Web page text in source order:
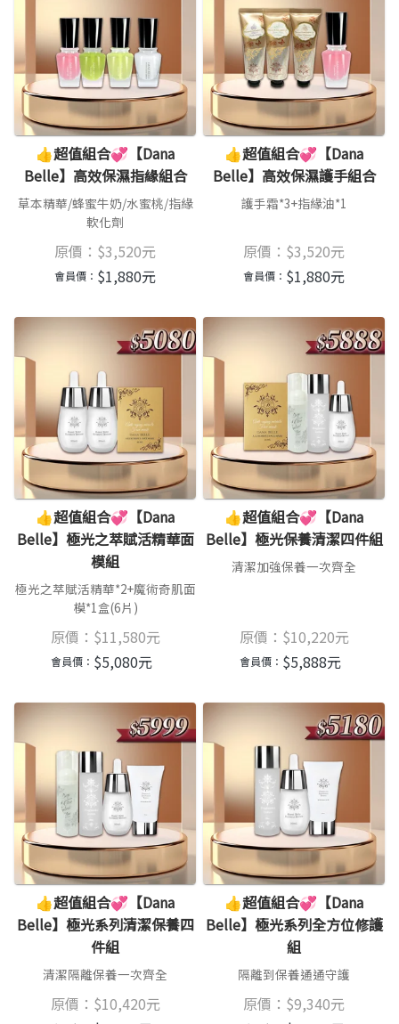
👍超值組合💞【Dana
Belle】高效保濕指緣組合
草本精華/蜂蜜牛奶/水蜜桃/指緣
軟化劑
原價： $3,520元
會員價： $1,880元
👍超值組合💞【Dana
Belle】高效保濕護手組合
護手霜*3+指緣油*1
原價： $3,520元
會員價： $1,880元
👍超值組合💞【Dana
Belle】極光之萃賦活精華面
模組
極光之萃賦活精華*2+魔術奇肌面
模*1盒(6片)
原價： $11,580元
會員價： $5,080元
👍超值組合💞【Dana
Belle】極光保養清潔四件組
清潔加強保養一次齊全
原價： $10,220元
會員價： $5,888元
👍超值組合💞【Dana
Belle】極光系列清潔保養四
件組
清潔隔離保養一次齊全
原價： $10,420元
👍超值組合💞【Dana
Belle】極光系列全方位修護
組
隔離到保養通通守護
原價： $9,340元